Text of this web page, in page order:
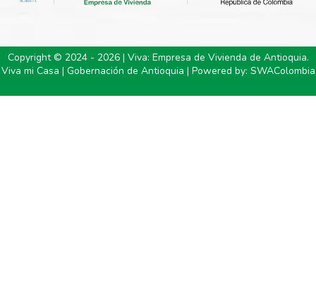
Copyright © 2024 - 2026 | Viva: Empresa de Vivienda de Antioquia.
Viva mi Casa | Gobernación de Antioquia | Powered by: SWAColombia